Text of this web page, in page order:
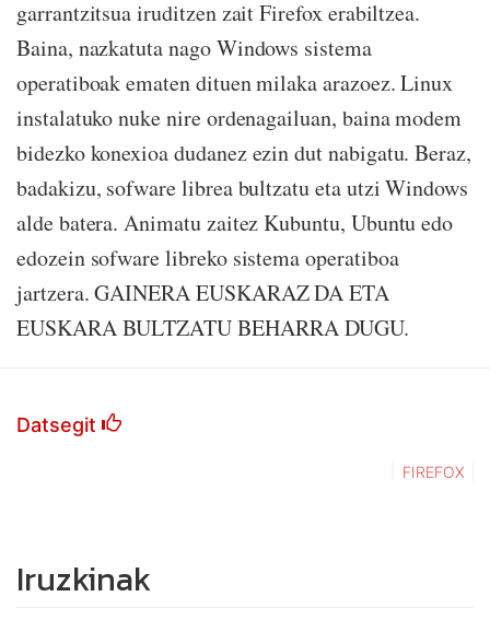
garrantzitsua iruditzen zait Firefox erabiltzea.
Baina, nazkatuta nago Windows sistema
operatiboak ematen dituen milaka arazoez. Linux
instalatuko nuke nire ordenagailuan, baina modem
bidezko konexioa dudanez ezin dut nabigatu. Beraz,
badakizu, sofware librea bultzatu eta utzi Windows
alde batera. Animatu zaitez Kubuntu, Ubuntu edo
edozein sofware libreko sistema operatiboa
jartzera. GAINERA EUSKARAZ DA ETA
EUSKARA BULTZATU BEHARRA DUGU.
Datsegit
FIREFOX
Iruzkinak